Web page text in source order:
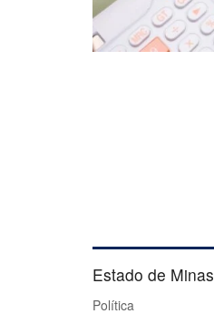
Estado de Minas
Política